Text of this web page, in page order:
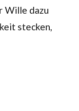
Wille dazu
stecken,